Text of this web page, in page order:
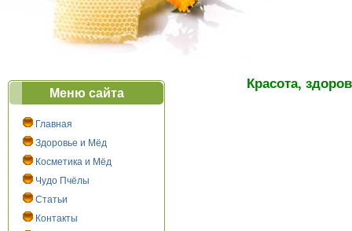
Меню сайта
Главная
Здоровье и Мёд
Косметика и Мёд
Чудо Пчёлы
Статьи
Контакты
Красота,